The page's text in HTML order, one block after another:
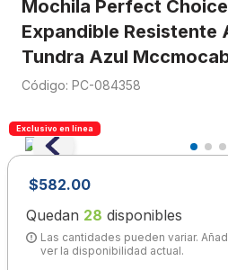
Mochila Perfect
Expandible Resistente
Tundra Azul
: PC-084358
Exclusivo en línea
$582.00
Quedan 28 disponibles
Las cantidades pueden variar.
ver la disponibilidad actual.
3.
cuaderno
4 .
colores
5.
cuadernos
6.
boligrafo
7.
escolar
8.
sacapuntas
9.
lapiz
. escritorio